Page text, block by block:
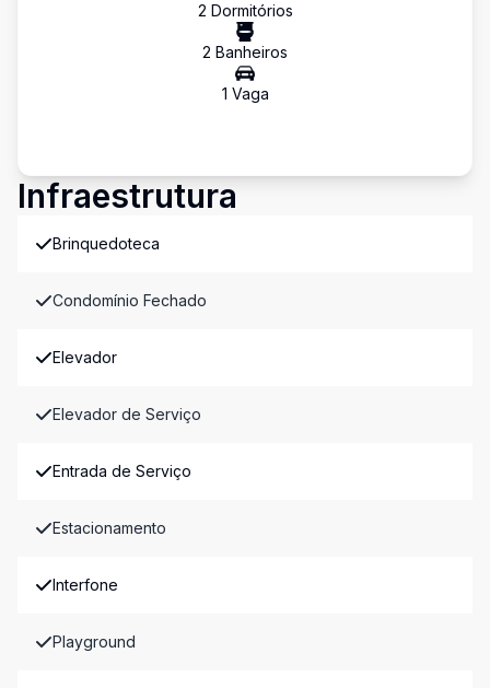
2 Dormitórios
2 Banheiros
1 Vaga
Infraestrutura
Brinquedoteca
Condomínio Fechado
Elevador
Elevador de Serviço
Entrada de Serviço
Estacionamento
Interfone
Playground